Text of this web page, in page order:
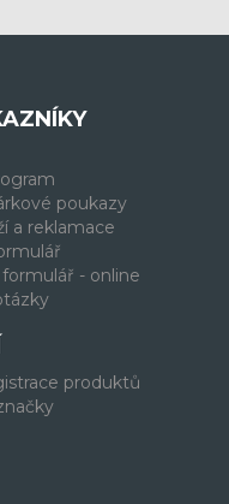
poukazy
a reklamace
- online
produktů